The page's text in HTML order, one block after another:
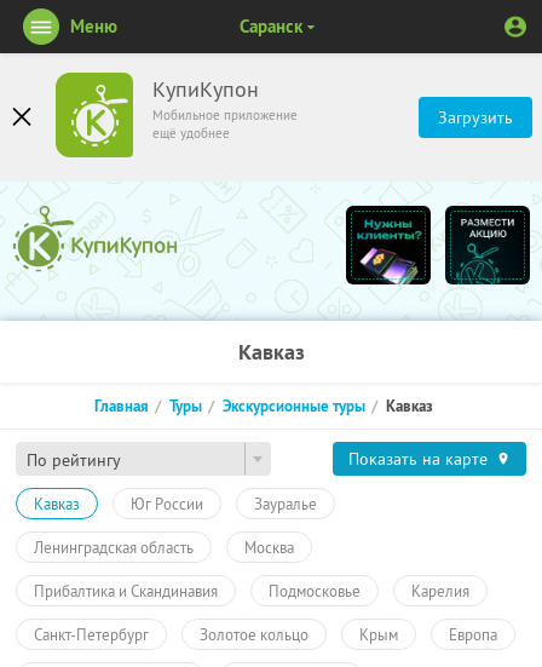
КупиКупон
Мобильное приложение
ещё удобнее
Загрузить
Меню Саранск
Кавказ
По рейтингу
Главная Туры Экскурсионные туры Кавказ
Показать на карте
Кавказ Юг России Зауралье
Ленинградская область Москва
Прибалтика и Скандинавия Подмосковье Карелия
Санкт-Петербург Золотое кольцо Крым Европа